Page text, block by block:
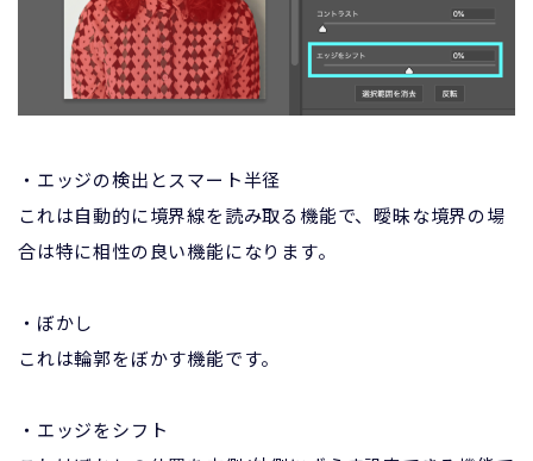
・エッジの検出とスマート半径
これは自動的に境界線を読み取る機能で、曖昧な境界の場
合は特に相性の良い機能になります。
・ぼかし
これは輪郭をぼかす機能です。
・エッジをシフト